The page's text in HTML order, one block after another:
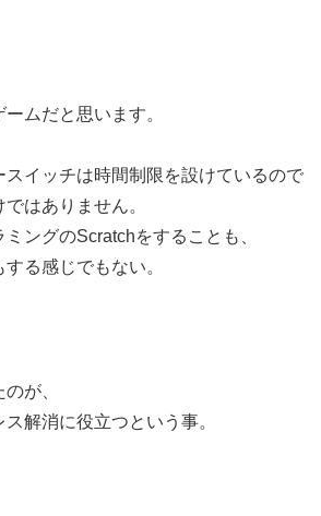
ムだと思います。
スイッチは時間制限を設けているので
はありません。
ングのScratchをすることも、
る感じでもない。
が、
解消に役立つという事。